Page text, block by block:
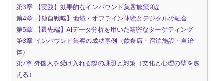
第3章 【実践】効果的なインバウンド集客施策9選
第4章 【独自戦略】地域・オフライン体験とデジタルの融合
第5章 【最先端】AIデータ分析を用いた精密なターゲティング
第6章 インバウンド集客の成功事例（飲食店・宿泊施設・自治
体）
第7章 外国人を受け入れる際の課題と対策（文化と心理の壁を越
える）